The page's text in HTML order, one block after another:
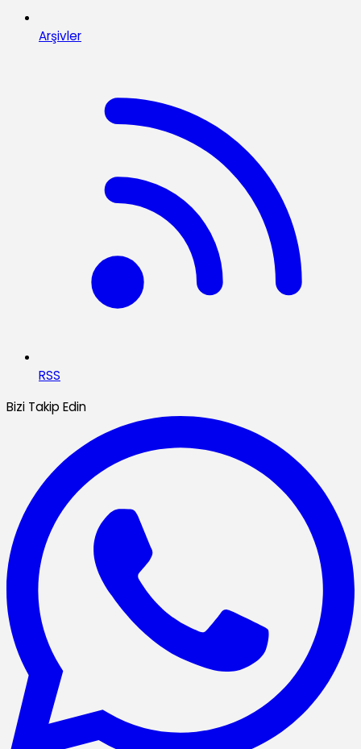
Arşivler
RSS
Bizi Takip Edin